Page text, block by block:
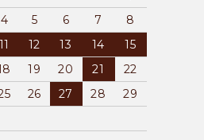
4 5 6 7
8
11 12 13 14
15
19 20 21
22
26 27 28
29